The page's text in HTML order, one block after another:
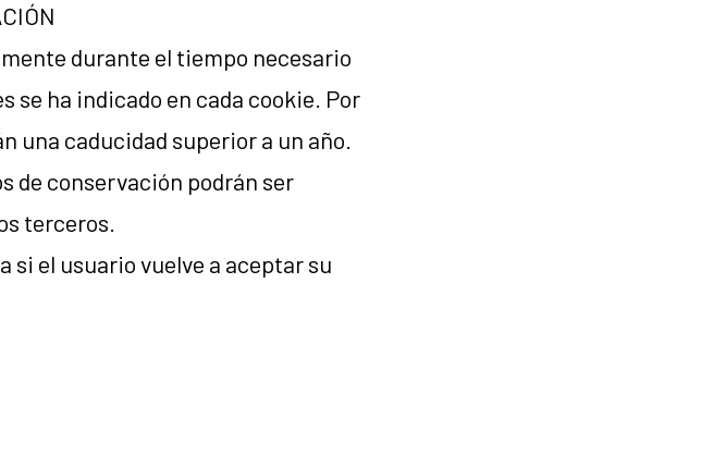
durante el tiempo necesario
se ha indicado en cada cookie. Por
una caducidad superior a un año.
de conservación podrán ser
terceros.
si el usuario vuelve a aceptar su